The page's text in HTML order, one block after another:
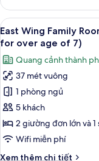
Wing,
For
1-
2
Adults)
Phòng
dành
cho
gia
không
hút
thuốc
(East
Wing,
1-
2
Xem
tất
cả
ảnh
East
Wing
Family
Room,
(For
16
East Wing Family
for over age of 7)
Quang cảnh thành
37 mét vuông
1 phòng ngủ
5 khách
2 giường đơn lớn và
Wifi miễn phí
Xem thêm chi tiết
Chi